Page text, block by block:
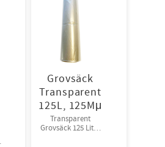
Grovsäck
Transparent
125L, 125Mμ
Transparent
Grovsäck 125 Liter